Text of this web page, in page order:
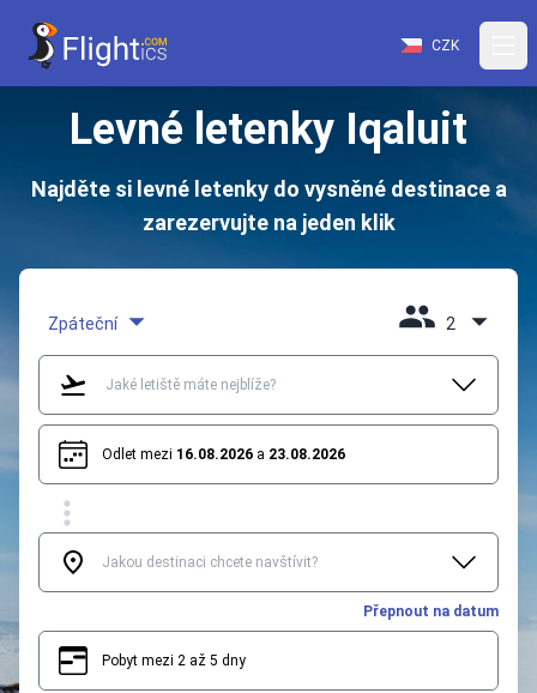
CZK
Levné letenky Iqaluit
Najděte si levné letenky do vysněné destinace a
zarezervujte na jeden klik
Zpáteční 2
Odlet mezi 16.08.2026 a 23.08.2026
Přepnout na datum
Pobyt mezi 2 až 5 dny